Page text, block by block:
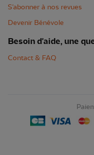
S'abonner à nos revues
Devenir Bénévole
Besoin d'aide, une
Contact & FAQ